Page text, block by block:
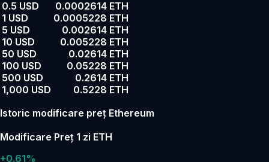
0.5 USD
0.0002614 ETH
1 USD
0.0005228 ETH
5 USD
0.002614 ETH
10 USD
0.005228 ETH
50 USD
0.02614 ETH
100 USD
0.05228 ETH
500 USD
0.2614 ETH
1,000 USD
0.5228 ETH
Istoric modificare preț Ethereum
Modificare Preț 1 zi ETH
+0.61%